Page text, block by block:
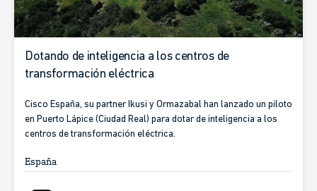
Dotando de inteligencia a los centros de
transformación eléctrica
Cisco España, su partner Ikusi y Ormazabal han lanzado un piloto
en Puerto Lápice (Ciudad Real) para dotar de inteligencia a los
centros de transformación eléctrica.
España